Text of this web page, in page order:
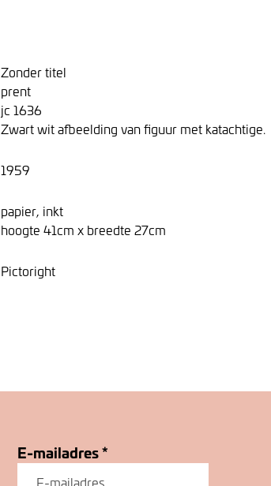
Zonder titel
prent
jc 1636
Zwart wit afbeelding van figuur met katachtige.
1959
papier, inkt
hoogte 41cm x breedte 27cm
Pictoright
E-mailadres*